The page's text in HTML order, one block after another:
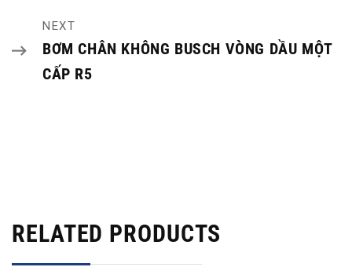
NEXT
BƠM CHÂN KHÔNG BUSCH VÒNG DẦU MỘT
CẤP R5
RELATED PRODUCTS